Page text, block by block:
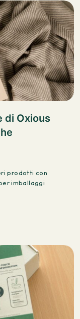
di Oxious
prodotti con
imballaggi